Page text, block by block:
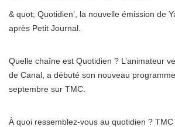
& quot; Quotidien’, la nouvelle émission de
après Petit Journal.
Quelle chaîne est Quotidien ? L’animateur
de Canal, a débuté son nouveau
septembre sur TMC.
À quoi ressemblez-vous au quotidien ? TMC